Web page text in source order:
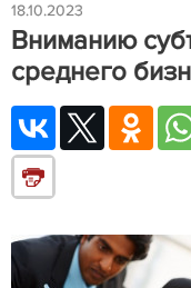
18.10.2023
Вниманию
среднего